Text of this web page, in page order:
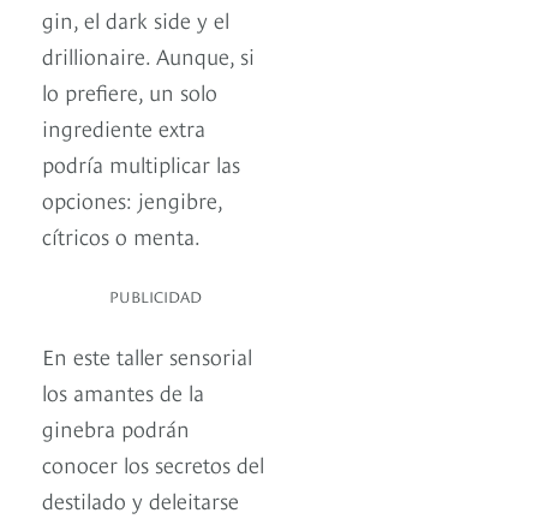
gin, el dark side y el
drillionaire. Aunque, si
lo prefiere, un solo
ingrediente extra
podría multiplicar las
opciones: jengibre,
cítricos o menta.
PUBLICIDAD
En este taller sensorial
los amantes de la
ginebra podrán
conocer los secretos del
destilado y deleitarse